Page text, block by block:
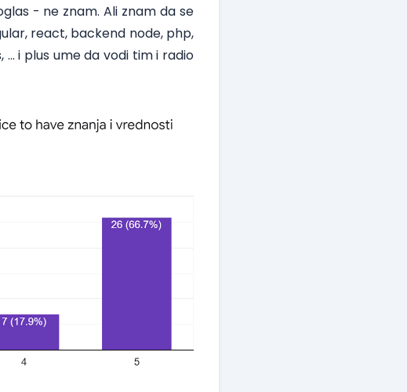
- ne znam. Ali znam da se
react, backend node, php,
i plus ume da vodi tim i radio